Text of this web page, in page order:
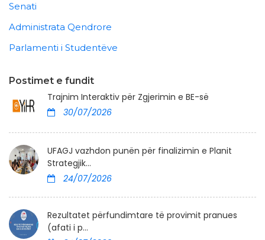
Senati
Administrata Qendrore
Parlamenti i Studentëve
Postimet e fundit
Trajnim Interaktiv për Zgjerimin e BE-së
30/07/2026
UFAGJ vazhdon punën për finalizimin e Planit
Strategjik...
24/07/2026
Rezultatet përfundimtare të provimit pranues
(afati i p...